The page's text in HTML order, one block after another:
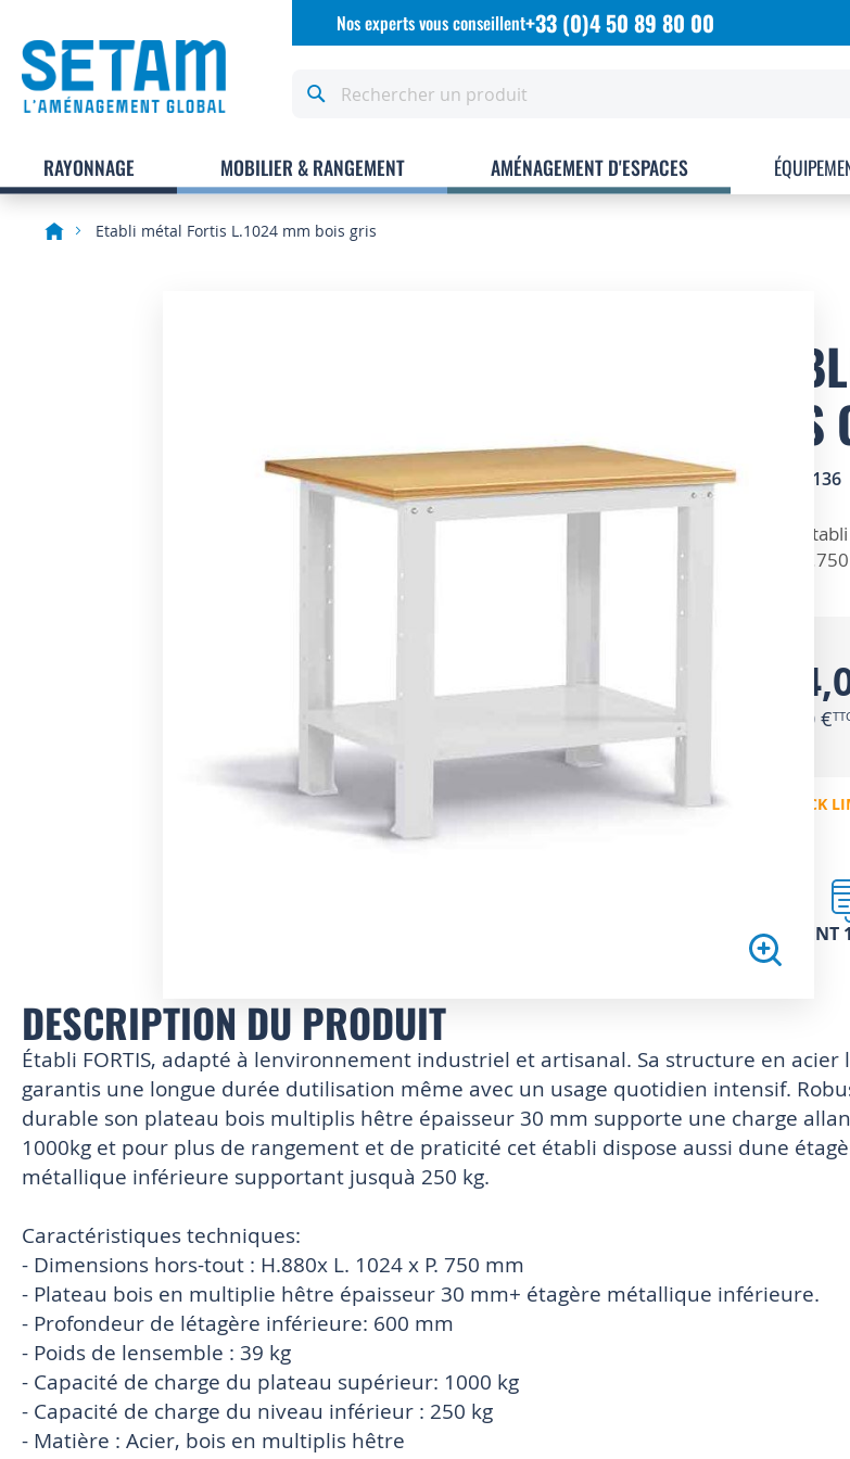
AllezNos experts vous conseillent+33 (0)4 50 89 80 00
RAYONNAGE MOBILIER & RANGEMENT AMÉNAGEMENT D'ESPACES
Etabli métal Fortis L.1024 mm bois gris
Skip
the
beginning
of
the
images
gallery
SKU 4505136
P.750
400,80 €
EN STOCK
PAIEMENT
DESCRIPTION DU PRODUIT
Établi FORTIS, adapté à lenvironnement industriel et artisanal. Sa structure en acier
garantis une longue durée dutilisation même avec un usage quotidien intensif.
durable son plateau bois multiplis hêtre épaisseur 30 mm supporte une charge
1000kg et pour plus de rangement et de praticité cet établi dispose aussi dune
métallique inférieure supportant jusquà 250 kg.
Caractéristiques techniques:
- Dimensions hors-tout : H.880x L. 1024 x P. 750 mm
- Plateau bois en multiplie hêtre épaisseur 30 mm+ étagère métallique inférieure.
- Profondeur de létagère inférieure: 600 mm
- Poids de lensemble : 39 kg
- Capacité de charge du plateau supérieur: 1000 kg
- Capacité de charge du niveau inférieur : 250 kg
- Matière : Acier, bois en multiplis hêtre